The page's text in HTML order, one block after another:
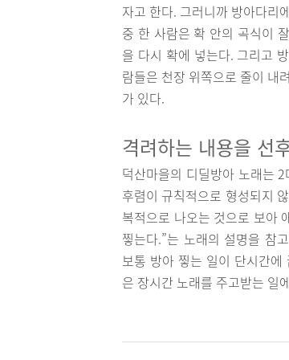
자고 한다. 그러니까 방아다리
중 한 사람은 확 안의 곡식이
을 다시 확에 넣는다. 그리고
람들은 천장 위쪽으로 줄이 내
가 있다.
격려하는 내용을 선
덕산마을의 디딜방아 노래는
후렴이 규칙적으로 형성되지
복적으로 나오는 것으로 보아
찧는다.”는 노래의 설명을 참
보통 방아 찧는 일이 단시간
은 장시간 노래를 주고받는 일